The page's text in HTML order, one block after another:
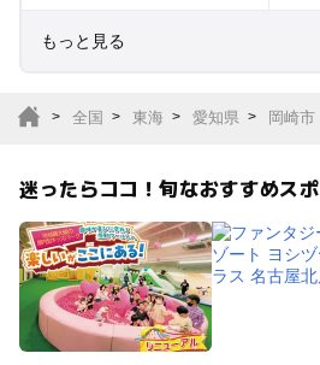
もっと見る
サファリパーク
植
ク
キャンプ場
全国 東海 愛知県 岡崎市
迷ったらココ！旬なおすすめス